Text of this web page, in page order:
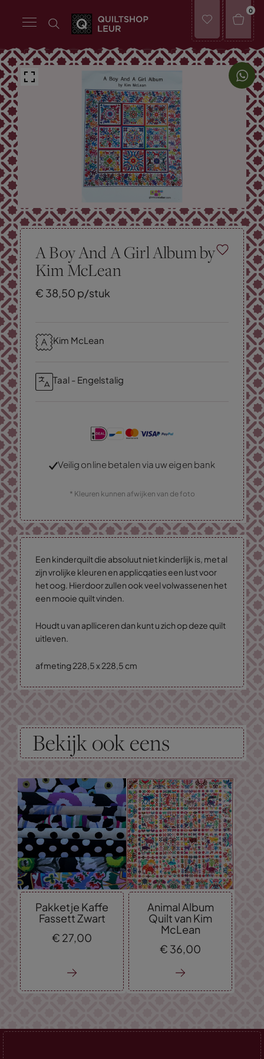
0
A Boy And A Girl Album by
Kim McLean
€ 38,50 p/stuk
Kim McLean
Taal - Engelstalig
Veilig online betalen via uw eigen bank
* Kleuren kunnen afwijken van de foto
Een kinderquilt die absoluut niet kinderlijk is, met al
zijn vrolijke kleuren en applicqaties een lust voor
het oog. Hierdoor zullen ook veel volwassenen het
een mooie quilt vinden.
Houdt u van aplliceren dan kunt u zich op deze quilt
uitleven.
afmeting 228,5 x 228,5 cm
Bekijk ook eens
Pakketje Kaffe
Fassett Zwart
€ 27,00
Animal Album
Quilt van Kim
McLean
€ 36,00